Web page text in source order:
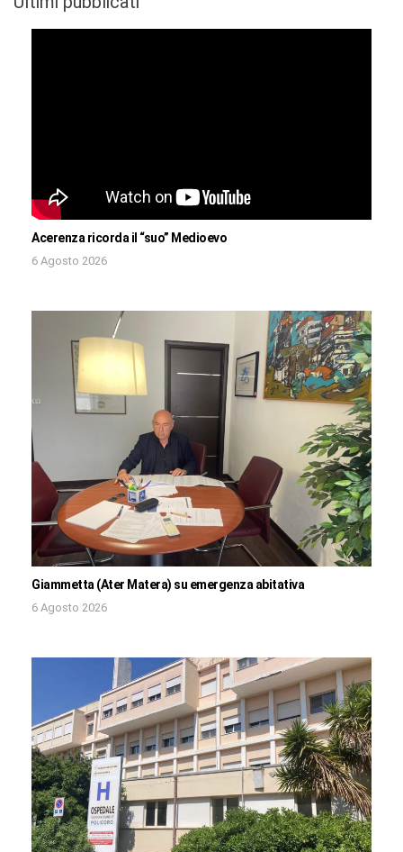
Acerenza ricorda il “suo” Medioevo
6 Agosto 2026
Giammetta (Ater Matera) su emergenza abitativa
6 Agosto 2026